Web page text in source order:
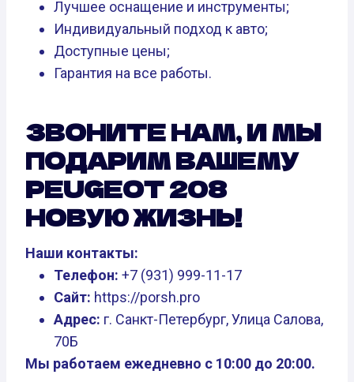
Лучшее оснащение и инструменты;
Индивидуальный подход к авто;
Доступные цены;
Гарантия на все работы.
ЗВОНИТЕ НАМ, И МЫ
ПОДАРИМ ВАШЕМУ
PEUGEOT 208
НОВУЮ ЖИЗНЬ!
Наши контакты:
Телефон: +7 (931) 999-11-17
Сайт: https://porsh.pro
Адрес: г. Санкт-Петербург, Улица Салова,
70Б
Мы работаем ежедневно с 10:00 до 20:00.